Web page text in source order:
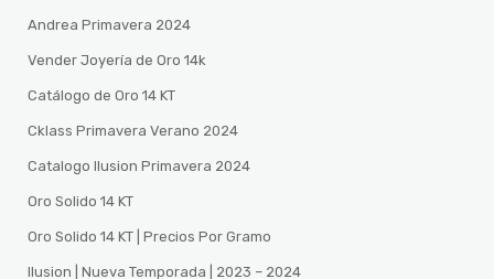
Andrea Primavera 2024
Vender Joyería de Oro 14k
Catálogo de Oro 14 KT
Cklass Primavera Verano 2024
Catalogo Ilusion Primavera 2024
Oro Solido 14 KT
Oro Solido 14 KT | Precios Por Gramo
Ilusion | Nueva Temporada | 2023 – 2024